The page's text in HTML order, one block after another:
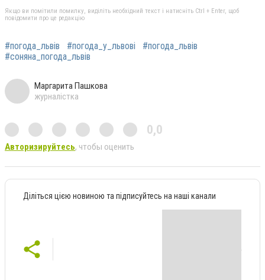
Якщо ви помітили помилку, виділіть необхідний текст і натисніть Ctrl + Enter, щоб
повідомити про це редакцію
#погода_львів #погода_у_львові
#погода_львів
#соняна_погода_львів
Маргарита Пашкова
журналістка
0,0
Авторизируйтесь, чтобы оценить
Діліться цією новиною та підписуйтесь на наші канали